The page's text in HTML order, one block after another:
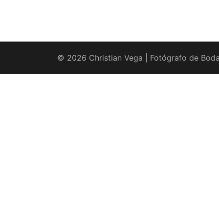
© 2026 Christian Vega | Fotógrafo de